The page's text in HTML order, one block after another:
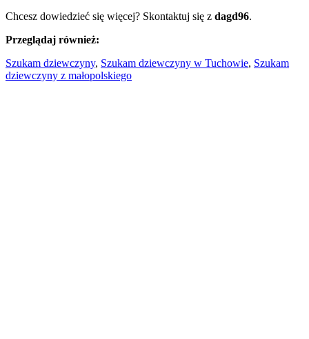
Chcesz dowiedzieć się więcej? Skontaktuj się z dagd96.
Przeglądaj również:
Szukam dziewczyny, Szukam dziewczyny w Tuchowie, Szukam
dziewczyny z małopolskiego